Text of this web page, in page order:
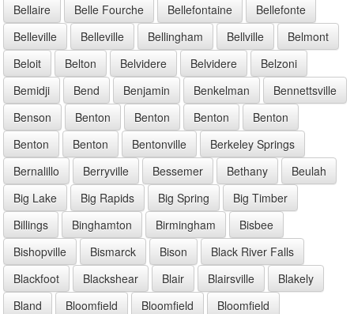
Bellaire
Belle Fourche Bellefontaine
Bellefonte
Belleville
Belleville Bellingham Bellville
Belmont
Beloit
Belton Belvidere Belvidere
Belzoni
Bemidji
Bend Benjamin Benkelman
Bennettsville
Benson
Benton Benton Benton
Benton
Benton
Benton Bentonville
Berkeley Springs
Bernalillo
Berryville Bessemer Bethany
Beulah
Big Lake
Big Rapids Big Spring
Big Timber
Billings
Binghamton Birmingham
Bisbee
Bishopville
Bismarck Bison
Black River Falls
Blackfoot
Blackshear Blair Blairsville
Blakely
Bland
Bloomfield Bloomfield
Bloomfield